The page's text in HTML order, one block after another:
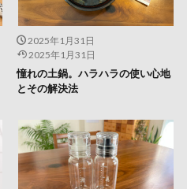
2025年1月31日
2025年1月31日
憧れの土鍋。ハラハラの使い心地
とその解決法